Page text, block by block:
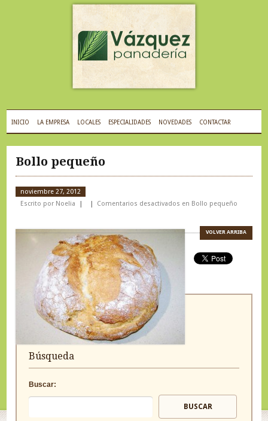
INICIO LA EMPRESA LOCALES ESPECIALIDADES NOVEDADES CONTACTAR
Bollo pequeño
noviembre 27, 2012
Escrito por Noelia
Comentarios desactivados en Bollo pequeño
VOLVER ARRIBA
Búsqueda
Buscar: